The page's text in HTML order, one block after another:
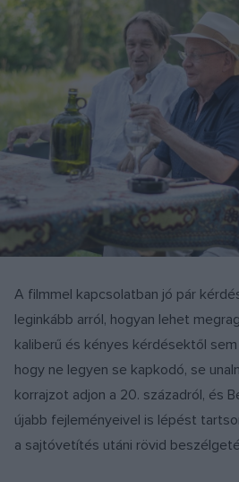
A filmmel kapcsolatban jó pár
leginkább arról, hogyan lehet
kaliberű és kényes kérdésektől
hogy ne legyen se kapkodó, se
korrajzot adjon a 20. századról, és
újabb fejleményeivel is lépést
a sajtóvetítés utáni rövid